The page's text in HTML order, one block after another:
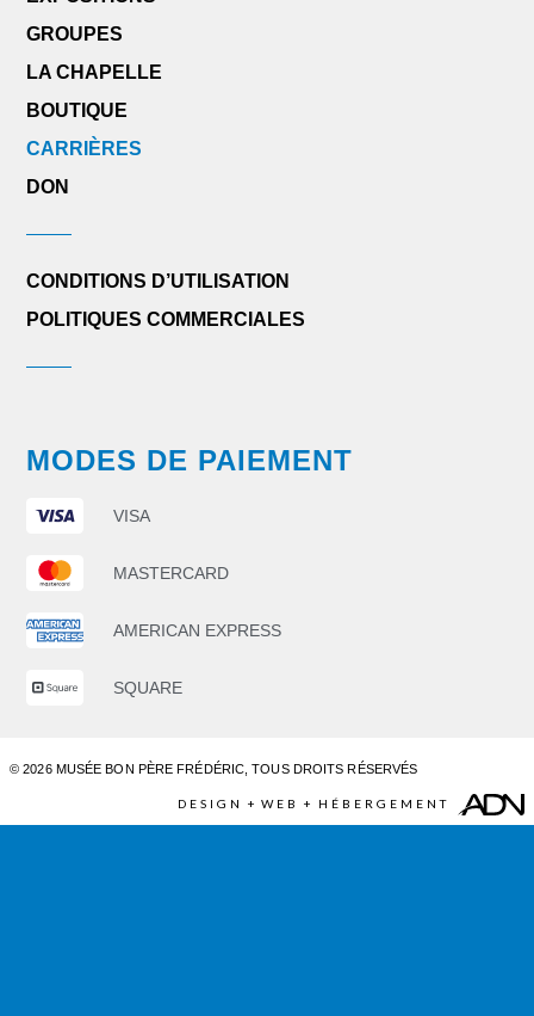
GROUPES
LA CHAPELLE
BOUTIQUE
CARRIÈRES
DON
CONDITIONS D’UTILISATION
POLITIQUES COMMERCIALES
MODES DE PAIEMENT
VISA
MASTERCARD
AMERICAN EXPRESS
SQUARE
© 2026 MUSÉE BON PÈRE FRÉDÉRIC , TOUS DROITS RÉSERVÉS
DESIGN + WEB + HÉBERGEMENT